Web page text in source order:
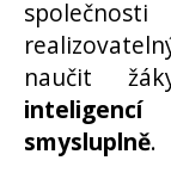
naučit
smysluplně.